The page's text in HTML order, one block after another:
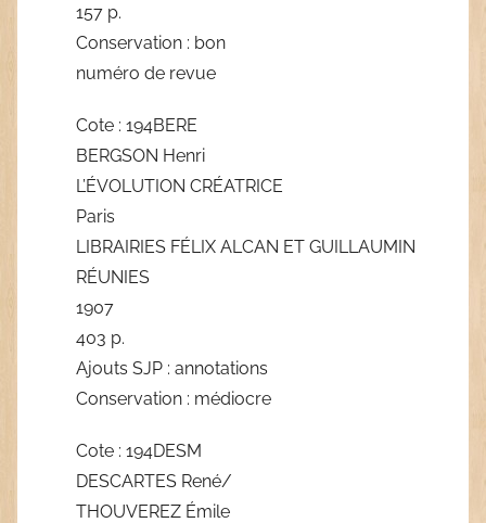
157 p.
Conservation : bon
numéro de revue
Cote : 194BERE
BERGSON Henri
L’ÉVOLUTION CRÉATRICE
Paris
LIBRAIRIES FÉLIX ALCAN ET GUILLAUMIN
RÉUNIES
1907
403 p.
Ajouts SJP : annotations
Conservation : médiocre
Cote : 194DESM
DESCARTES René/
THOUVEREZ Émile